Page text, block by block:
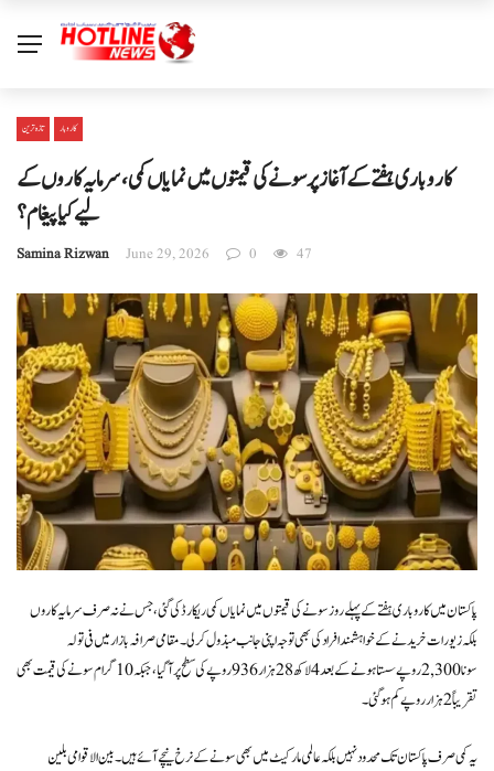
تازہ ترین کاروبار
کاروباری ہفتے کے آغاز پر سونے کی قیمتوں میں نمایاں کمی، سرمایہ کاروں کے
لیے کیا پیغام؟
Samina Rizwan June 29, 2026 0 47
پاکستان میں کاروباری ہفتے کے پہلے روز سونے کی قیمتوں میں نمایاں کمی ریکارڈ کی گئی، جس نے نہ صرف سرمایہ کاروں
بلکہ زیورات خریدنے کے خواہشمند افراد کی بھی توجہ اپنی جانب مبذول کر لی۔ مقامی صرافہ بازار میں فی تولہ
سونا 2,300 روپے سستا ہونے کے بعد 4 لاکھ 28 ہزار 936 روپے کی سطح پر آ گیا، جبکہ 10 گرام سونے کی قیمت بھی
تقریباً 2 ہزار روپے کم ہو گئی۔
یہ کمی صرف پاکستان تک محدود نہیں بلکہ عالمی مارکیٹ میں بھی سونے کے نرخ نیچے آئے ہیں۔ بین الاقوامی بلین